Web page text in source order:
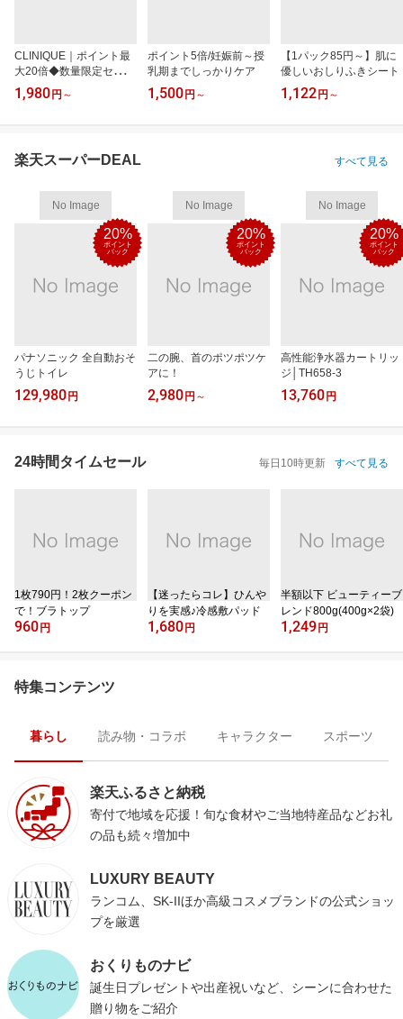
CLINIQUE｜ポイント最
大20倍◆数量限定セット
も
1,980 円 ～
ポイント5倍/妊娠前～授
乳期までしっかりケア
1,500 円 ～
【1パック85円～】肌に
優しいおしりふきシート
1,122 円 ～
楽天スーパーDEAL すべて見る
No Image
20%
ポイント
バック
パナソニック 全自動おそ
うじトイレ
129,980 円
No Image
20%
ポイント
バック
二の腕、首のポツポツケ
アに！
2,980 円 ～
No Image
20%
ポイント
バック
高性能浄水器カートリッ
ジ│TH658-3
13,760 円
24時間タイムセール 毎日10時更新 すべて見る
1枚790円！2枚クーポン
で！ブラトップ
960 円
【迷ったらコレ】ひんや
りを実感♪冷感敷パッド
1,680 円
半額以下 ビューティーブ
レンド800g(400g×2袋)
1,249 円
特集コンテンツ
暮らし 読み物・コラボ キャラクター スポーツ
楽天ふるさと納税
寄付で地域を応援！旬な食材やご当地特産品などお礼
の品も続々増加中
LUXURY BEAUTY
ランコム、SK-IIほか高級コスメブランドの公式ショッ
プを厳選
おくりものナビ
誕生日プレゼントや出産祝いなど、シーンに合わせた
贈り物をご紹介